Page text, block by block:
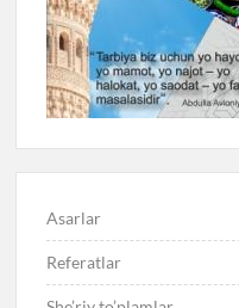
Asarlar
Referatlar